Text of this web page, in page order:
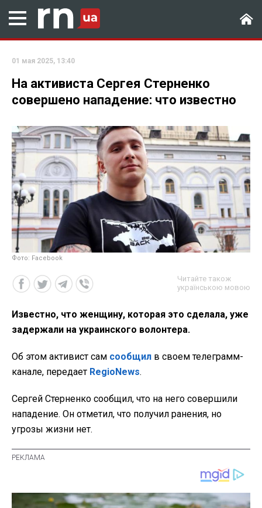
01 мая 2025, 13:40
На активиста Сергея Стерненко
совершено нападение: что известно
Фото: Facebook
Читайте також
українською мовою
Известно, что женщину, которая это сделала, уже
задержали на украинского волонтера.
Об этом активист сам сообщил в своем телеграмм-
канале, передает RegioNews.
Сергей Стерненко сообщил, что на него совершили
нападение. Он отметил, что получил ранения, но
угрозы жизни нет.